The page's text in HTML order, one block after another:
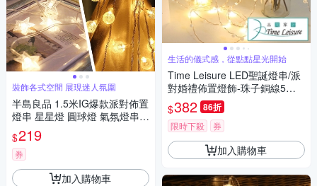
裝飾各式空間 展現迷人氛圍
半島良品 1.5米IG爆款派對佈置
燈串 星星燈 圓球燈 氣氛燈串
居家裝飾 牆面佈置 情人佈置 耶
誕 聖誕燈飾 (2款)
$219
券
加入購物車
生活的儀式感，從點點星光開始
Time Leisure LED聖誕燈串/派
對婚禮佈置燈飾-珠子銅線5米
暖光
$382 86折
限時下殺 券
加入購物車